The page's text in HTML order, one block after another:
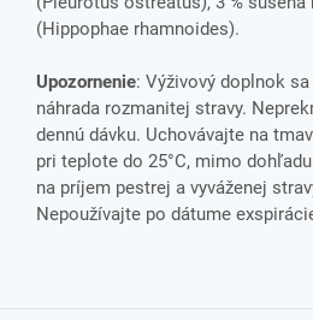
(Hippophae rhamnoides).
Upozornenie: Výživový doplnok
náhrada rozmanitej stravy.
dennú dávku. Uchovávajte na
pri teplote do 25°C, mimo
na príjem pestrej a vyváženej
Nepoužívajte po dátume